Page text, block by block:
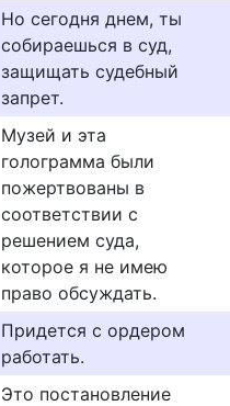
Но сегодня днем, ты
собираешься в суд,
защищать судебный
запрет.
Музей и эта
голограмма были
пожертвованы в
соответствии с
решением суда,
которое я не имею
право обсуждать.
Придется с ордером
работать.
Это постановление